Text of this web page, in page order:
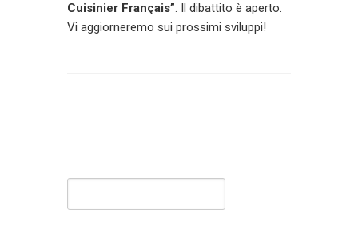
Cuisinier Français”. Il dibattito è aperto.
Vi aggiorneremo sui prossimi sviluppi!